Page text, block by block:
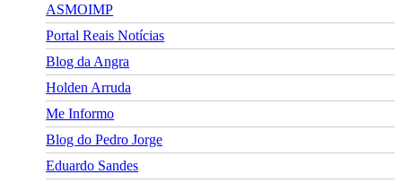
ASMOIMP
Portal Reais Notí­cias
Blog da Angra
Holden Arruda
Me Informo
Blog do Pedro Jorge
Eduardo Sandes